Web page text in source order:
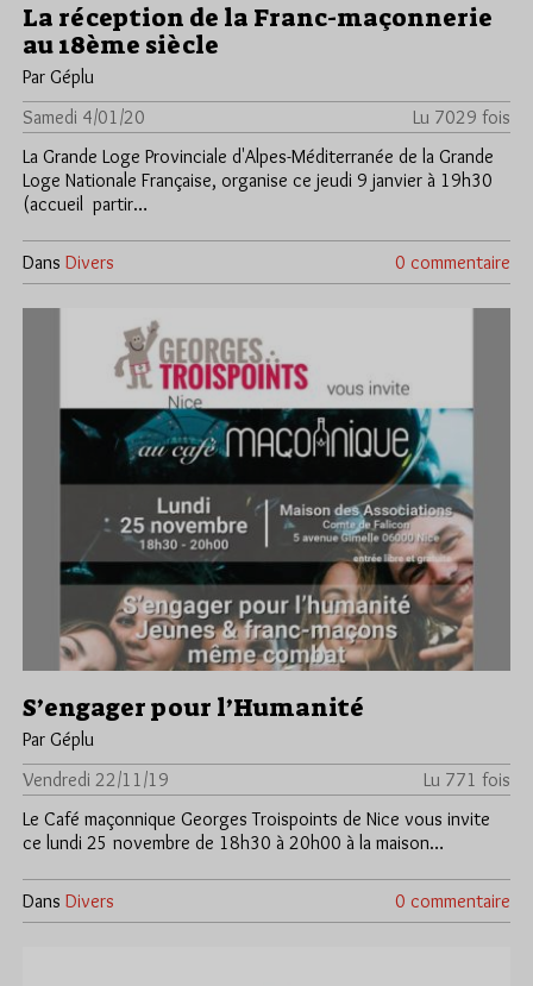
La réception de la Franc-maçonnerie
au 18ème siècle
Par Géplu
Samedi 4/01/20
Lu 7029 fois
La Grande Loge Provinciale d'Alpes-Méditerranée de la Grande
Loge Nationale Française, organise ce jeudi 9 janvier à 19h30
(accueil partir…
Dans Divers 0 commentaire
S’engager pour l’Humanité
Par Géplu
Vendredi 22/11/19
Lu 771 fois
Le Café maçonnique Georges Troispoints de Nice vous invite
ce lundi 25 novembre de 18h30 à 20h00 à la maison…
Dans Divers 0 commentaire